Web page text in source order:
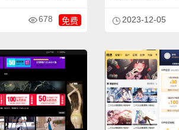
678 免费 2023-12-05